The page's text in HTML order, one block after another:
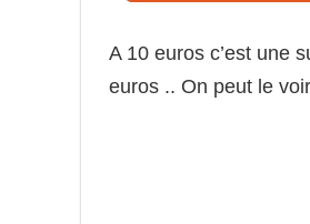
A 10 euros c’est une
euros .. On peut le